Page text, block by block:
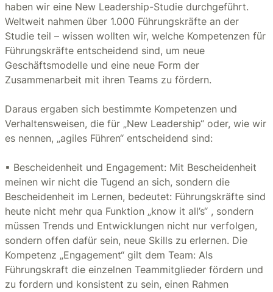
haben wir eine New Leadership-Studie durchgeführt.
Weltweit nahmen über 1.000 Führungskräfte an der
Studie teil – wissen wollten wir, welche Kompetenzen für
Führungskräfte entscheidend sind, um neue
Geschäftsmodelle und eine neue Form der
Zusammenarbeit mit ihren Teams zu fördern.
Daraus ergaben sich bestimmte Kompetenzen und
Verhaltensweisen, die für „New Leadership“ oder, wie wir
es nennen, „agiles Führen“ entscheidend sind:
▪ Bescheidenheit und Engagement: Mit Bescheidenheit
meinen wir nicht die Tugend an sich, sondern die
Bescheidenheit im Lernen, bedeutet: Führungskräfte sind
heute nicht mehr qua Funktion „know it all’s“ , sondern
müssen Trends und Entwicklungen nicht nur verfolgen,
sondern offen dafür sein, neue Skills zu erlernen. Die
Kompetenz „Engagement“ gilt dem Team: Als
Führungskraft die einzelnen Teammitglieder fördern und
zu fordern und konsistent zu sein, einen Rahmen